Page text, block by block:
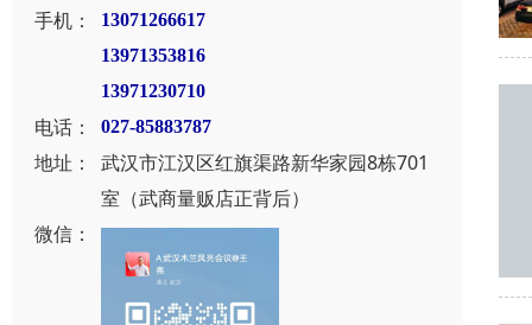
手机：
13071266617
13971353816
13971230710
电话： 027-85883787
地址：
武汉市江汉区红旗渠路新华家园8栋701
室（武商量贩店正背后）
微信：